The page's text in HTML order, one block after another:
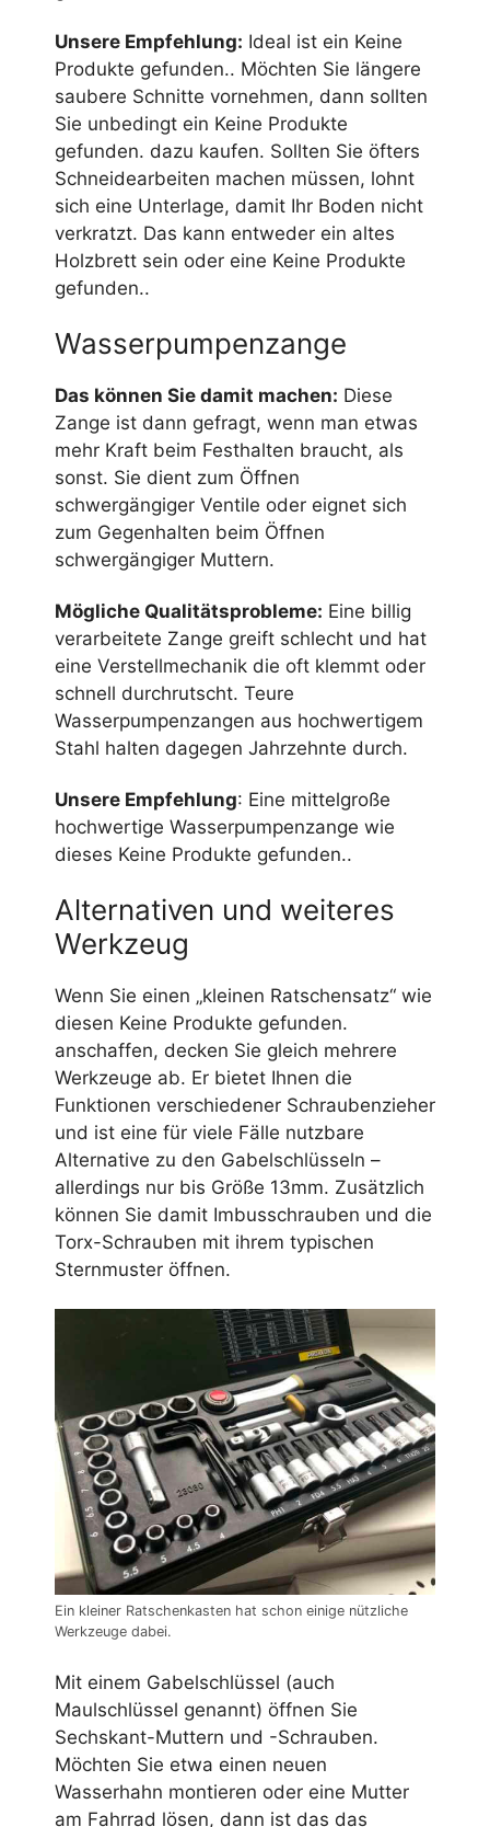
Unsere Empfehlung: Ideal ist ein Keine
Produkte gefunden.. Möchten Sie längere
saubere Schnitte vornehmen, dann sollten
Sie unbedingt ein Keine Produkte
gefunden. dazu kaufen. Sollten Sie öfters
Schneidearbeiten machen müssen, lohnt
sich eine Unterlage, damit Ihr Boden nicht
verkratzt. Das kann entweder ein altes
Holzbrett sein oder eine Keine Produkte
gefunden..
Wasserpumpenzange
Das können Sie damit machen: Diese
Zange ist dann gefragt, wenn man etwas
mehr Kraft beim Festhalten braucht, als
sonst. Sie dient zum Öffnen
schwergängiger Ventile oder eignet sich
zum Gegenhalten beim Öffnen
schwergängiger Muttern.
Mögliche Qualitätsprobleme: Eine billig
verarbeitete Zange greift schlecht und hat
eine Verstellmechanik die oft klemmt oder
schnell durchrutscht. Teure
Wasserpumpenzangen aus hochwertigem
Stahl halten dagegen Jahrzehnte durch.
Unsere Empfehlung: Eine mittelgroße
hochwertige Wasserpumpenzange wie
dieses Keine Produkte gefunden..
Alternativen und weiteres
Werkzeug
Wenn Sie einen „kleinen Ratschensatz“ wie
diesen Keine Produkte gefunden.
anschaffen, decken Sie gleich mehrere
Werkzeuge ab. Er bietet Ihnen die
Funktionen verschiedener Schraubenzieher
und ist eine für viele Fälle nutzbare
Alternative zu den Gabelschlüsseln –
allerdings nur bis Größe 13mm. Zusätzlich
können Sie damit Imbusschrauben und die
Torx-Schrauben mit ihrem typischen
Sternmuster öffnen.
Ein kleiner Ratschenkasten hat schon einige nützliche
Werkzeuge dabei.
Mit einem Gabelschlüssel (auch
Maulschlüssel genannt) öffnen Sie
Sechskant-Muttern und -Schrauben.
Möchten Sie etwa einen neuen
Wasserhahn montieren oder eine Mutter
am Fahrrad lösen, dann ist das das